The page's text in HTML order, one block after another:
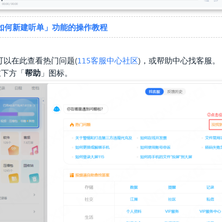
何新建听单」 功能的操作教程
在此查看热门问题(115客服中心社区)，或帮助中心找客服。
方「帮助 」图标。